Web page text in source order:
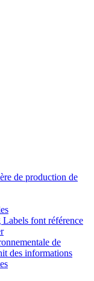
de production de
font référence
de
des informations